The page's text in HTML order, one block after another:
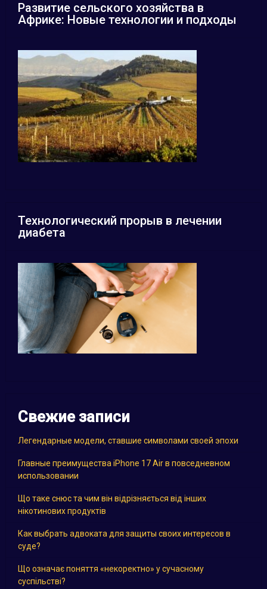
Развитие сельского хозяйства в
Африке: Новые технологии и подходы
Технологический прорыв в лечении
диабета
Свежие записи
Легендарные модели, ставшие символами своей эпохи
Главные преимущества iPhone 17 Air в повседневном
использовании
Що таке снюс та чим він відрізняється від інших
нікотинових продуктів
Как выбрать адвоката для защиты своих интересов в
суде?
Що означає поняття «некоректно» у сучасному
суспільстві?